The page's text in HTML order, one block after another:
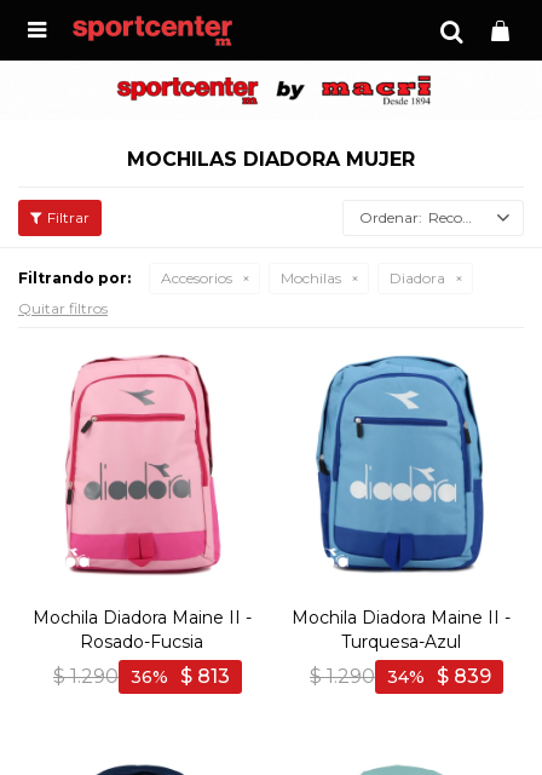

MOCHILAS DIADORA MUJER
Recomendados
Filtrando por: Accesorios Mochilas
Diadora
Quitar filtros
Mochila Diadora Maine II -
Rosado-Fucsia
$ 1.290 $ 813
36
Mochila Diadora Maine II -
Turquesa-Azul
$ 1.290 $ 839
34